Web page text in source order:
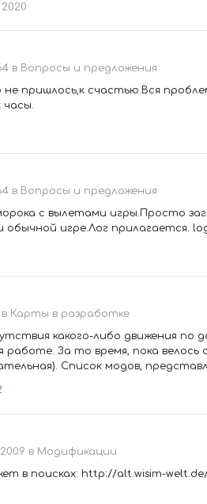
в Вопросы и предложения
пришлось,к счастью.Вся
часы.
в Вопросы и предложения
с вылетами игры.Просто
обычной игре.Лог прилагается.
Карты в разработке
какого-либо движения по
За то время, пока
Список модов,
в Модификации
в поисках: http://alt.wisim-